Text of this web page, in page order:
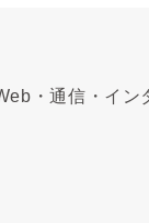
・通信・イン